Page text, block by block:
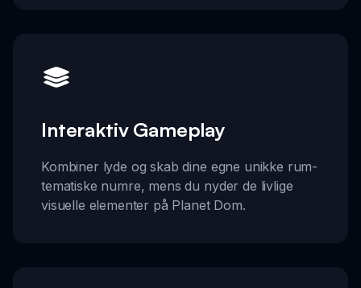
Interaktiv Gameplay
Kombiner lyde og skab dine egne unikke rum-
tematiske numre, mens du nyder de livlige
visuelle elementer på Planet Dom.